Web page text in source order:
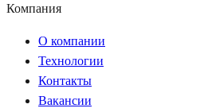
Компания
О компании
Технологии
Контакты
Вакансии